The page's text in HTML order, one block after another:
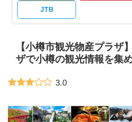
JTB
【小樽市観光物産プラザ
ザで小樽の観光情報を集
3.0